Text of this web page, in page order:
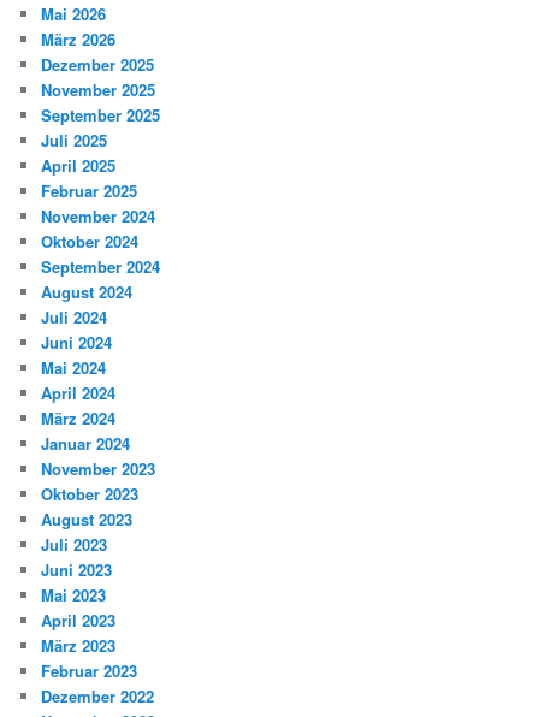
Mai 2026
März 2026
Dezember 2025
November 2025
September 2025
Juli 2025
April 2025
Februar 2025
November 2024
Oktober 2024
September 2024
August 2024
Juli 2024
Juni 2024
Mai 2024
April 2024
März 2024
Januar 2024
November 2023
Oktober 2023
August 2023
Juli 2023
Juni 2023
Mai 2023
April 2023
März 2023
Februar 2023
Dezember 2022